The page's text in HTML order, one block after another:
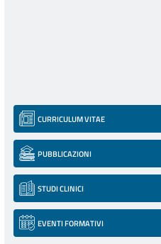
CURRICULUM VITAE
PUBBLICAZIONI
STUDI CLINICI
EVENTI FORMATIVI